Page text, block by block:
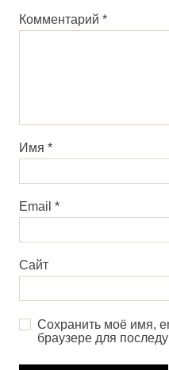
Комментарий *
Имя *
Email *
Сайт
Сохранить моё имя,
браузере для